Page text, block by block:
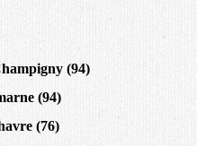
(94)
(94)
(76)